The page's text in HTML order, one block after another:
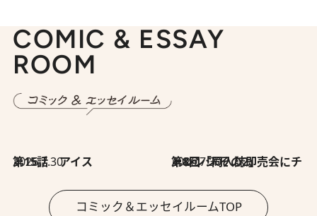
COMIC & ESSAY
ROOM
2026.7.30
第15話 アイス 2026.7.30
第8回「同人誌即売会にチャレンジ その2」
コミック＆エッセイルームTOP